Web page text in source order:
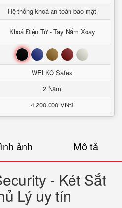
Hệ thống khoá an toàn bảo mật
Khoá Điện Tử - Tay Nắm Xoay
Đen Xanh Nâu Đỏ Trắng
WELKO Safes
2 Năm
4.200.000 VNĐ
ảnh Mô tả
- Két Sắt
Lý uy tín